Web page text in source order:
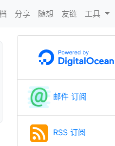
分享 随想 友链 工具
邮件 订阅
RSS 订阅